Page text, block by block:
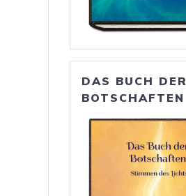
DAS BUCH DER
BOTSCHAFTEN